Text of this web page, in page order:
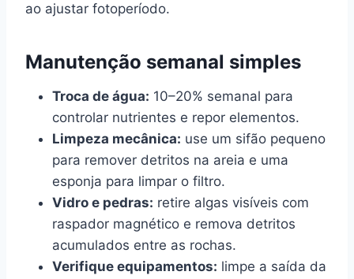
ao ajustar fotoperíodo.
Manutenção semanal simples
Troca de água: 10–20% semanal para
controlar nutrientes e repor elementos.
Limpeza mecânica: use um sifão pequeno
para remover detritos na areia e uma
esponja para limpar o filtro.
Vidro e pedras: retire algas visíveis com
raspador magnético e remova detritos
acumulados entre as rochas.
Verifique equipamentos: limpe a saída da